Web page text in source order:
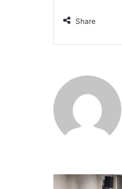
Share